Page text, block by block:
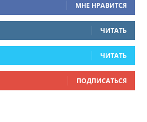
МНЕ НРАВИТСЯ
ЧИТАТЬ
ЧИТАТЬ
ПОДПИСАТЬСЯ